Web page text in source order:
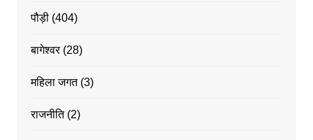
पौड़ी(404)
बागेश्वर(28)
महिला जगत(3)
राजनीति(2)